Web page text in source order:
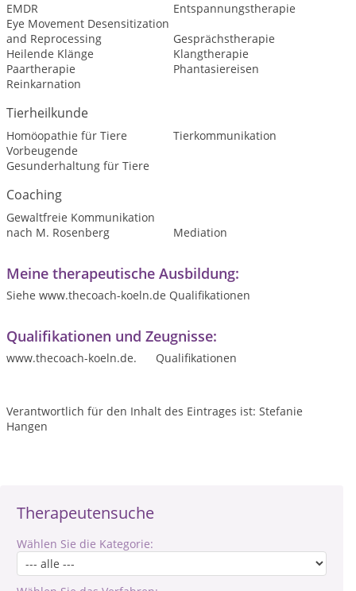
Therapeutensuche
Wählen Sie die Kategorie:
EMDR
Entspannungstherapie
Eye Movement Desensitization
and Reprocessing
Gesprächstherapie
Heilende Klänge
Klangtherapie
Paartherapie
Phantasiereisen
Reinkarnation
Tierheilkunde
Homöopathie für Tiere
Tierkommunikation
Vorbeugende
Gesunderhaltung für Tiere
Coaching
Gewaltfreie Kommunikation
nach M. Rosenberg
Mediation
Meine therapeutische Ausbildung:
Siehe www.thecoach-koeln.de Qualifikationen
Qualifikationen und Zeugnisse:
www.thecoach-koeln.de. Qualifikationen
Verantwortlich für den Inhalt des Eintrages ist: Stefanie
Hangen